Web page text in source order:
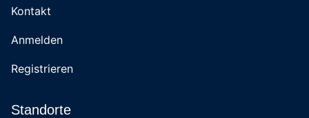
Kontakt
Anmelden
Registrieren
Standorte